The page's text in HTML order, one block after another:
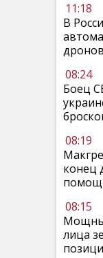
11:18
В
дронов
08:24
Боец
08:19
конец
08:15
лица